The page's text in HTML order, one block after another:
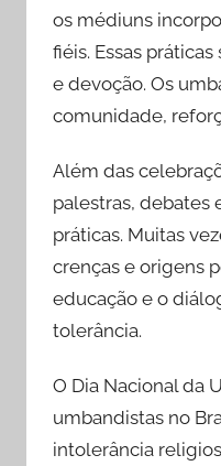
os médiuns
fiéis. Essas
e devoção. Os
comunidade,
Além das
palestras, debates
práticas. Muitas
crenças e origens
educação e o
tolerância.
O Dia Nacional da
umbandistas no
intolerância